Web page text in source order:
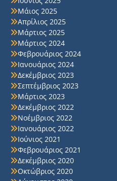
Μάιος 2025
Απρίλιος 2025
Μάρτιος 2025
Μάρτιος 2024
Φεβρουάριος 2024
Ιανουάριος 2024
Δεκέμβριος 2023
Σεπτέμβριος 2023
Μάρτιος 2023
Δεκέμβριος 2022
Νοέμβριος 2022
Ιανουάριος 2022
Ιούνιος 2021
Φεβρουάριος 2021
Δεκέμβριος 2020
Οκτώβριος 2020